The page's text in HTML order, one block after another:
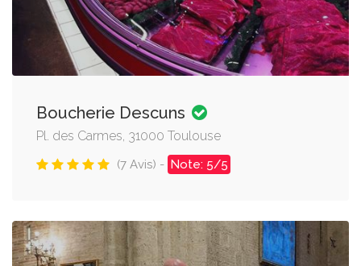
Boucherie Descuns
Pl. des Carmes, 31000 Toulouse
(7 Avis) - Note: 5/5